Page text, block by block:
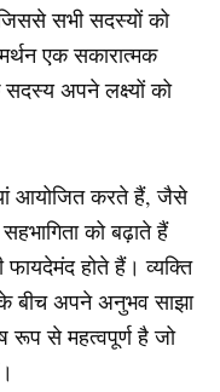
सभी सदस्यों को
एक सकारात्मक
अपने लक्ष्यों को
आयोजित करते हैं, जैसे
को बढ़ाते हैं
होते हैं। व्यक्ति
बीच अपने अनुभव साझा
से महत्वपूर्ण है जो